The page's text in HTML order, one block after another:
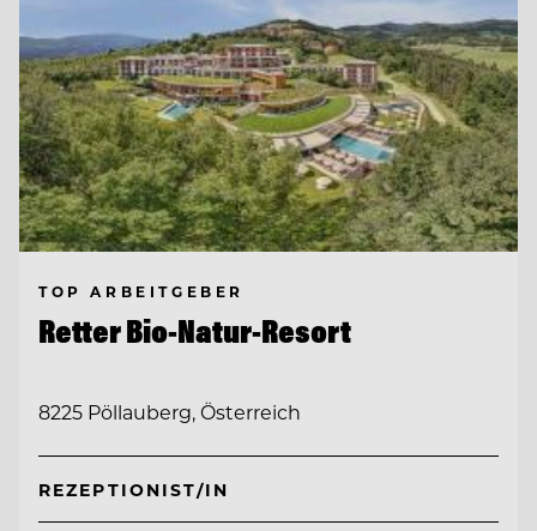
TOP ARBEITGEBER
Retter Bio-Natur-Resort
8225 Pöllauberg, Österreich
REZEPTIONIST/IN